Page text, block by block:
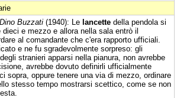
Dino Buzzati (1940): Le lancette della pendola si
e mezzo e allora nella sala entrò il
al comandante che c'era rapporto ufficiali.
e ne fu sgradevolmente sorpreso: gli
stranieri apparsi nella pianura, non avrebbe
avrebbe dovuto definirli ufficialmente
sopra, oppure tenere una via di mezzo, ordinare
stesso tempo mostrarsi scettico, come se non